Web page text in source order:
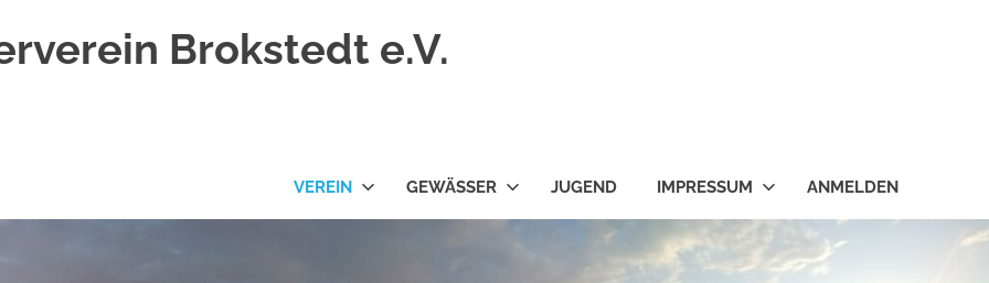
Brokstedt e.V.
VEREIN GEWÄSSER JUGEND IMPRESSUM ANMELDEN